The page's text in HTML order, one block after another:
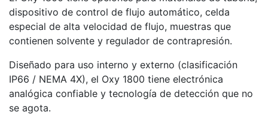
dispositivo de control de flujo automático, celda
especial de alta velocidad de flujo, muestras que
contienen solvente y regulador de contrapresión.
Diseñado para uso interno y externo (clasificación
IP66 / NEMA 4X), el Oxy 1800 tiene electrónica
analógica confiable y tecnología de detección que no
se agota.